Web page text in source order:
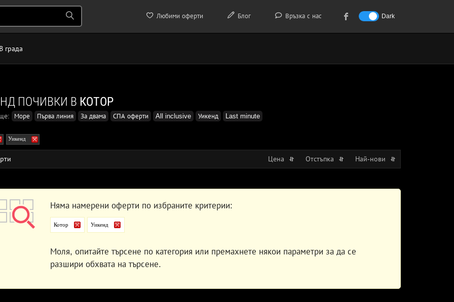
Любими оферти Блог Връзка с нас Dark
В града
ПОЧИВКИ В КОТОР
Море Първа линия За двама СПА оферти All inclusive Уикенд Last minute
Уикенд
Цена Отстъпка Най-нови
Няма намерени оферти по избраните критерии:
Котор Уикенд
Моля, опитайте търсене по категория или премахнете някои параметри за да се
разшири обхвата на търсене.